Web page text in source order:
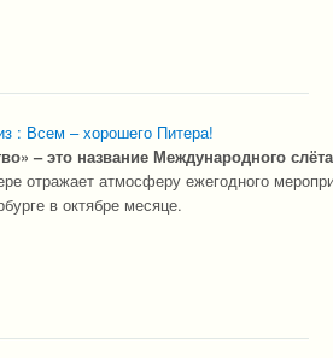
: Всем – хорошего Питера!
– это название Международного
отражает атмосферу ежегодного
в октябре месяце.